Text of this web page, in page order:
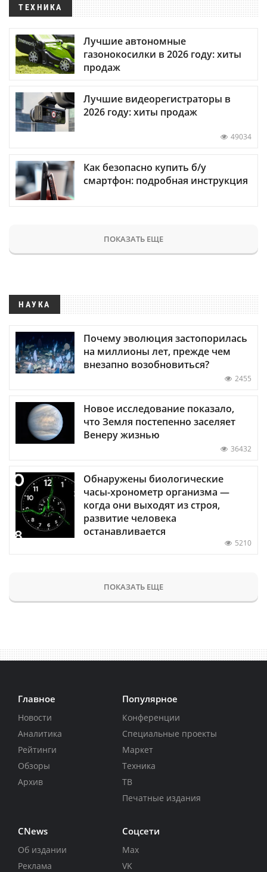
ТЕХНИКА
Лучшие автономные
газонокосилки в 2026 году: хиты
продаж
Лучшие видеорегистраторы в
2026 году: хиты продаж
49034
Как безопасно купить б/у
смартфон: подробная инструкция
ПОКАЗАТЬ ЕЩЕ
НАУКА
Почему эволюция застопорилась
на миллионы лет, прежде чем
внезапно возобновиться?
2455
Новое исследование показало,
что Земля постепенно заселяет
Венеру жизнью
36432
Обнаружены биологические
часы-хронометр организма —
когда они выходят из строя,
развитие человека
останавливается
5210
ПОКАЗАТЬ ЕЩЕ
Главное
Новости
Аналитика
Рейтинги
Обзоры
Архив
Популярное
Конференции
Специальные проекты
Маркет
Техника
ТВ
Печатные издания
CNews
Об издании
Реклама
Соцсети
Max
VK